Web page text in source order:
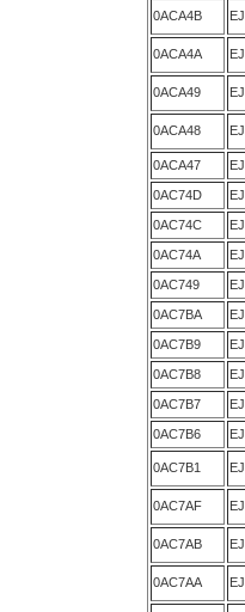
0ACA4B
0ACA4A
0ACA49
0ACA48
0ACA47
0AC74D
0AC74C
0AC74A
0AC749
0AC7BA
0AC7B9
0AC7B8
0AC7B7
0AC7B6
0AC7B1
0AC7AF
0AC7AB
0AC7AA